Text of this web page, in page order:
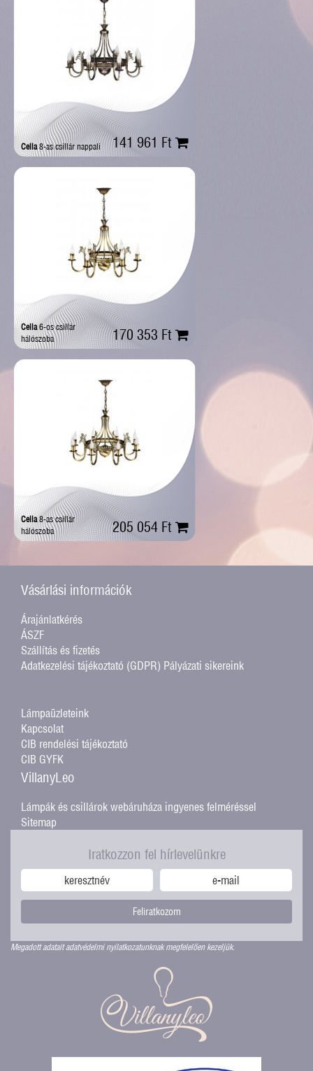
Cella8-as csillár nappali 141 961 Ft
Cella6-os csillár
hálószoba
170 353 Ft
Cella8-as csillár
hálószoba
205 054 Ft
Vásárlási információk
Árajánlatkérés
ÁSZF
Szállítás és fizetés
Adatkezelési tájékoztató (GDPR) Pályázati sikereink
Lámpaüzleteink
Kapcsolat
CIB rendelési tájékoztató
CIB GYFK
VillanyLeo
Lámpák és csillárok webáruháza ingyenes felméréssel
Sitemap
Iratkozzon fel hírlevelünkre
Feliratkozom
Megadott adatait adatvédelmi nyilatkozatunknak megfelelően kezeljük.